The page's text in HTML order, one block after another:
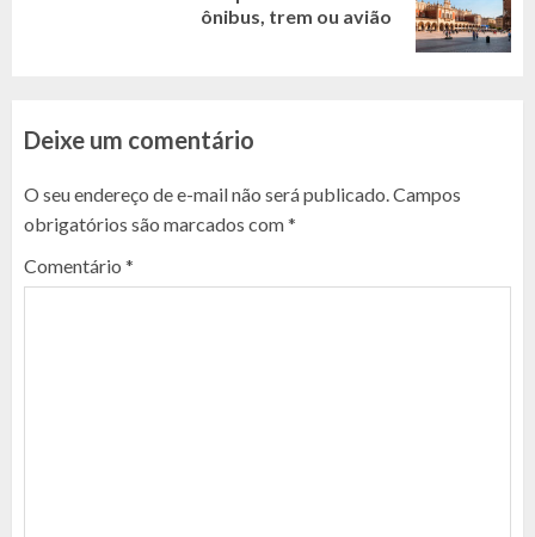
ônibus, trem ou avião
Deixe um comentário
O seu endereço de e-mail não será publicado.Campos
obrigatórios são marcados com*
Comentário *